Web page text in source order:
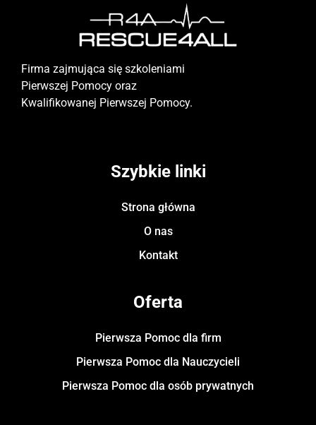
Firma zajmująca się szkoleniami
Pierwszej Pomocy oraz
Kwalifikowanej Pierwszej Pomocy.
Szybkie linki
Strona główna
O nas
Kontakt
Oferta
Pierwsza Pomoc dla firm
Pierwsza Pomoc dla Nauczycieli
Pierwsza Pomoc dla osób prywatnych